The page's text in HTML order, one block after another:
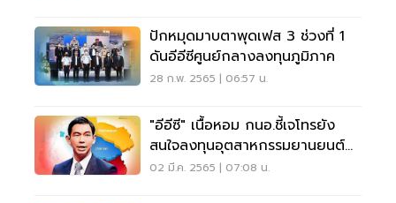
ปักหมุดมาบตาพุดเฟส 3 ช่วงที่ 1
ดันอีอีซีศูนย์กลางลงทุนภูมิภาค
28 ก.พ. 2565 | 06:57 น.
"อีอีซี" เนื้อหอม กนอ.ชี้เจโทรยัง
สนใจลงทุนอุตสาหกรรมยานยนต์
มากถึง 49%
02 มี.ค. 2565 | 07:08 น.